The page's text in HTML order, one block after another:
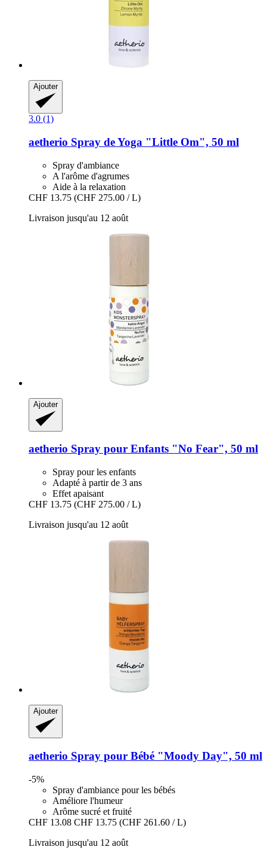
Ajouter
3.0 (1)
aetherio Spray de Yoga "Little Om", 50 ml
Spray d'ambiance
A l'arôme d'agrumes
Aide à la relaxation
CHF 13.75 (CHF 275.00 / L)
Livraison jusqu'au 12 août
Ajouter
aetherio Spray pour Enfants "No Fear", 50 ml
Spray pour les enfants
Adapté à partir de 3 ans
Effet apaisant
CHF 13.75 (CHF 275.00 / L)
Livraison jusqu'au 12 août
Ajouter
aetherio Spray pour Bébé "Moody Day", 50 ml
-5%
Spray d'ambiance pour les bébés
Améliore l'humeur
Arôme sucré et fruité
CHF 13.08 CHF 13.75 (CHF 261.60 / L)
Livraison jusqu'au 12 août